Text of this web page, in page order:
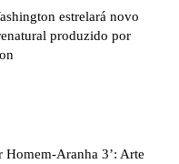
estrelará novo
produzido por
Homem-Aranha 3’: Arte